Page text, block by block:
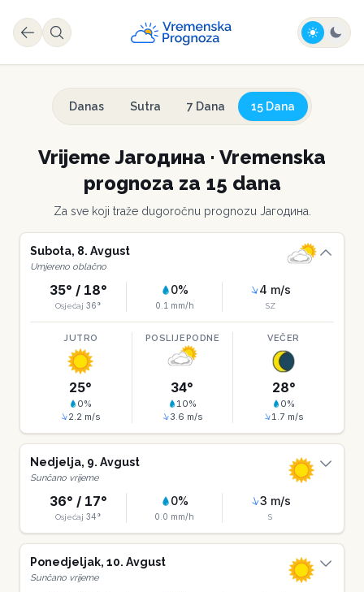
Danas Sutra 7 Dana 15 Dana
VrijemeЈагодина · Vremenska
prognoza za 15 dana
Za sve koji traže dugoročnu prognozu Јагодина
Subota, 8. Avgust
Umjereno oblačno
35° / 18°
Osjećaj 36°
0%
0.1 mm/h
4 m/s
SZ
JUTRO
25°
0%
2.2 m/s
POSLIJEPODNE
34°
10%
3.6 m/s
VEČER
28°
0%
1.7 m/s
Nedjelja, 9. Avgust
Sunčano vrijeme
36° / 17°
Osjećaj 34°
0%
0.0 mm/h
3 m/s
S
Ponedjeljak, 10. Avgust
Sunčano vrijeme